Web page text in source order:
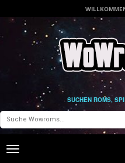
SUCHEN ROMS,
Toggle